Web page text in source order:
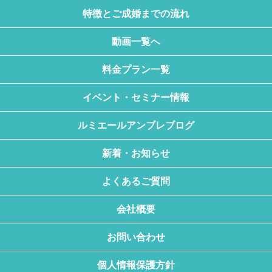
特徴とご成婚までの流れ
動画一覧へ
料金プラン一覧
イベント・セミナー情報
ルミエールアンブレブログ
新着・お知らせ
よくあるご質問
会社概要
お問い合わせ
個人情報保護方針